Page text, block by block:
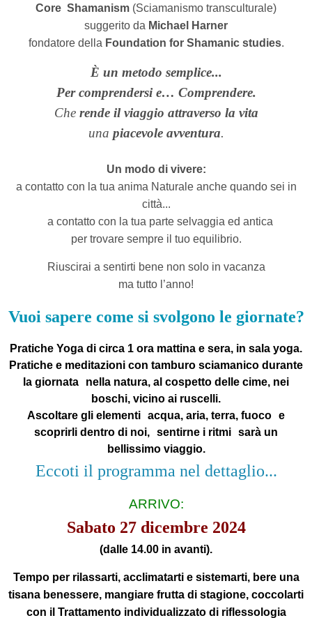
Core Shamanism (Sciamanismo transculturale)
suggerito da Michael Harner
fondatore della Foundation for Shamanic studies.
È un metodo semplice...
Per comprendersi e… Comprendere.
Che rende il viaggio attraverso la vita
una piacevole avventura.
Un modo di vivere:
a contatto con la tua anima Naturale anche quando sei in
città...
a contatto con la tua parte selvaggia ed antica
per trovare sempre il tuo equilibrio.
Riuscirai a sentirti bene non solo in vacanza
ma tutto l’anno!
Vuoi sapere come si svolgono le giornate?
Pratiche Yoga di circa 1 ora mattina e sera, in sala yoga.
Pratiche e meditazioni con tamburo sciamanico durante
la giornata nella natura, al cospetto delle cime, nei
boschi, vicino ai ruscelli.
Ascoltare gli elementi acqua, aria, terra, fuoco e
scoprirli dentro di noi, sentirne i ritmi sarà un
bellissimo viaggio.
Eccoti il programma nel dettaglio...
ARRIVO:
Sabato 27 dicembre 2024
(dalle 14.00 in avanti).
Tempo per rilassarti, acclimatarti e sistemarti, bere una
tisana benessere, mangiare frutta di stagione, coccolarti
con il Trattamento individualizzato di riflessologia